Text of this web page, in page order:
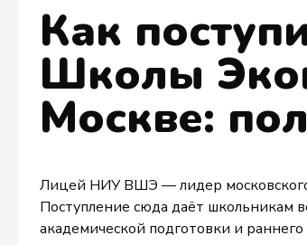
Как
Школы
Москве:
Лицей НИУ ВШЭ — лидер московского
Поступление сюда даёт школьникам
академической подготовки и